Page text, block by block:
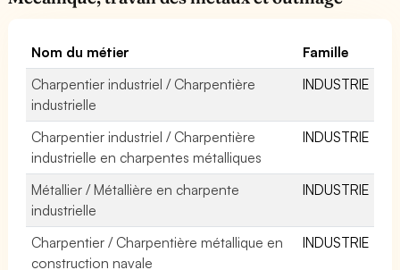
Nom du métier
Famille
Charpentier industriel / Charpentière
industrielle
INDUSTRIE
Charpentier industriel / Charpentière
industrielle en charpentes métalliques
INDUSTRIE
Métallier / Métallière en charpente
industrielle
INDUSTRIE
Charpentier / Charpentière métallique en
construction navale
INDUSTRIE